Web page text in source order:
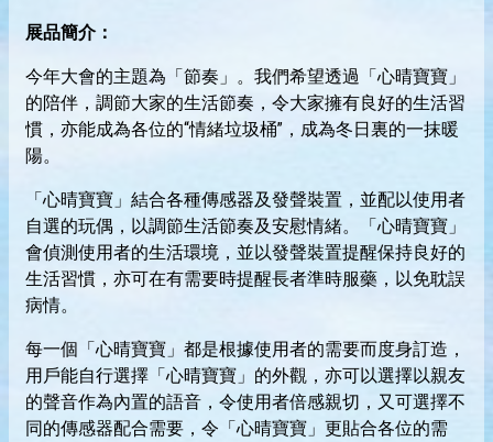
展品簡介：
今年大會的主題為「節奏」。我們希望透過「心晴寶寶」
的陪伴，調節大家的生活節奏，令大家擁有良好的生活習
慣，亦能成為各位的“情緒垃圾桶”，成為冬日裏的一抹暖
陽。
「心晴寶寶」結合各種傳感器及發聲裝置，並配以使用者
自選的玩偶，以調節生活節奏及安慰情緒。「心晴寶寶」
會偵測使用者的生活環境，並以發聲裝置提醒保持良好的
生活習慣，亦可在有需要時提醒長者準時服藥，以免耽誤
病情。
每一個「心晴寶寶」都是根據使用者的需要而度身訂造，
用戶能自行選擇「心晴寶寶」的外觀，亦可以選擇以親友
的聲音作為內置的語音，令使用者倍感親切，又可選擇不
同的傳感器配合需要，令「心晴寶寶」更貼合各位的需